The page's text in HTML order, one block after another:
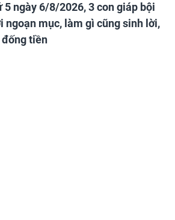
5 ngày 6/8/2026, 3 con giáp bội
ngoạn mục, làm gì cũng sinh lời,
tiền